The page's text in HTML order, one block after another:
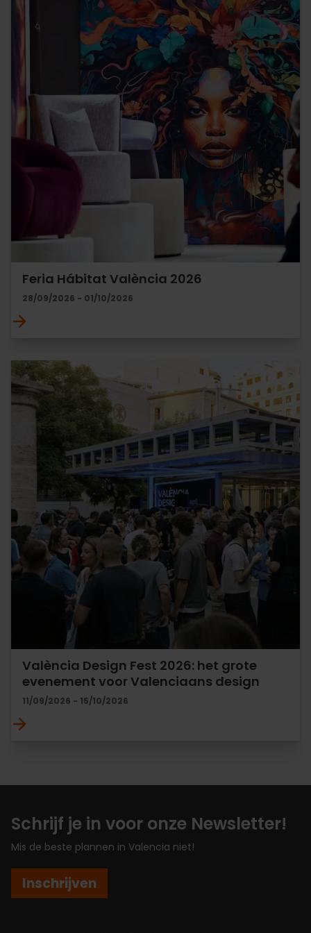
Feria Hábitat València 2026
28/09/2026 - 01/10/2026
València Design Fest 2026: het grote
evenement voor Valenciaans design
11/09/2026 - 15/10/2026
Schrijf je in voor onze Newsletter!
Mis de beste plannen in Valencia niet!
Inschrijven